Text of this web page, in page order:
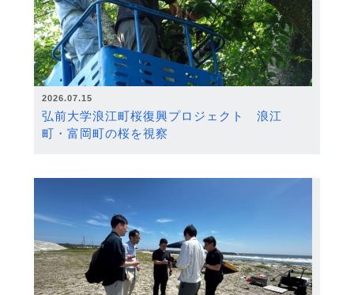
2026.07.15
弘前大学浪江町桜復興プロジェクト 浪江
町・富岡町の桜を視察